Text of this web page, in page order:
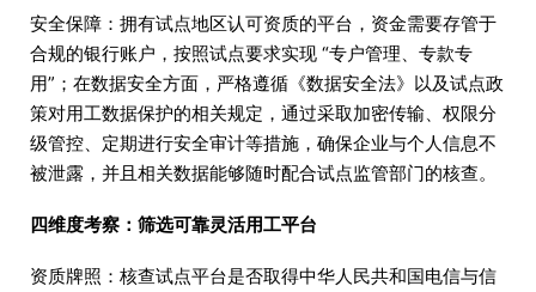
安全保障：拥有试点地区认可资质的平台，资金需要存管于
合规的银行账户，按照试点要求实现 “专户管理、专款专
用”；在数据安全方面，严格遵循《数据安全法》以及试点政
策对用工数据保护的相关规定，通过采取加密传输、权限分
级管控、定期进行安全审计等措施，确保企业与个人信息不
被泄露，并且相关数据能够随时配合试点监管部门的核查。
四维度考察：筛选可靠灵活用工平台
资质牌照：核查试点平台是否取得中华人民共和国电信与信